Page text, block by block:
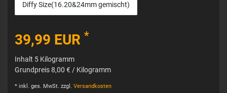
Diffy Size(16.20&24mm gemischt)
39,99 EUR *
Inhalt 5 Kilogramm
Grundpreis8,00 € / Kilogramm
* inkl. ges. MwSt. zzgl. Versandkosten